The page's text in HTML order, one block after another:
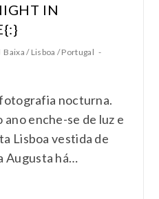
IN
Baixa / Lisboa /Portugal
nocturna.
ano enche-se de luz e
Lisboa vestida de
Augusta há…